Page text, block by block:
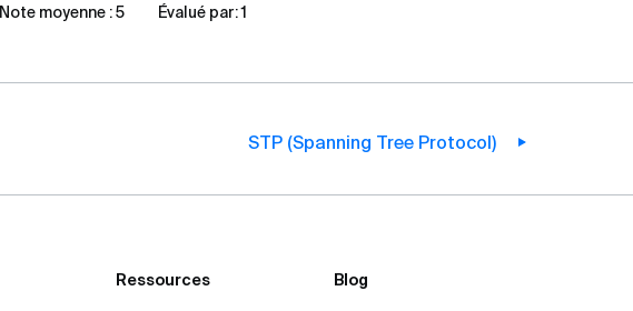
Note moyenne :5 Évalué par:1
STP (Spanning Tree Protocol)
Ressources Blog